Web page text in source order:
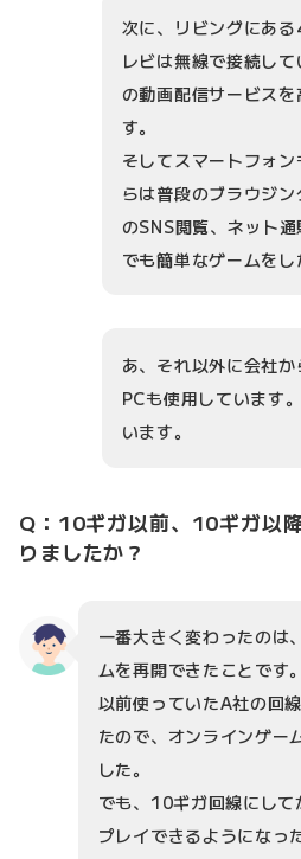
次に、リビングにあ
レビは無線で接続し
の動画配信サービス
す。
そしてスマートフォ
らは普段のブラウジ
のSNS閲覧、ネット
でも簡単なゲームをし
あ、それ以外に会社
PCも使用しています
います。
Q：10ギガ以前、10ギガ以
りましたか？
一番大きく変わったのは
ムを再開できたことです。
以前使っていたA社の回
たので、オンラインゲー
した。
でも、10ギガ回線にし
プレイできるようになっ